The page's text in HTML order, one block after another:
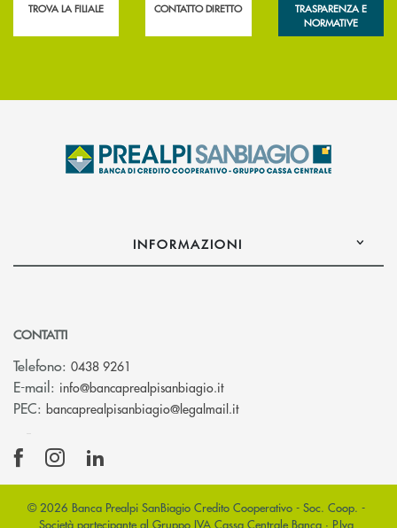
TROVA LA FILIALE CONTATTO DIRETTO
TRASPARENZA E
NORMATIVE
INFORMAZIONI
CONTATTI
Telefono: 0438 9261
E-mail: info@bancaprealpisanbiagio.it(si apre l’app di posta
PEC: bancaprealpisanbiagio@legalmail.it(si apre l’app di posta
© 2026 Banca Prealpi SanBiagio Credito Cooperativo - Soc. Coop. -
Società partecipante al Gruppo IVA Cassa Centrale Banca · P.Iva